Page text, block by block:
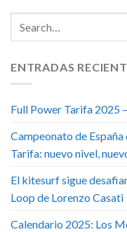
ENTRADAS
Full Power Tarifa 2025
Campeonato de
Tarifa: nuevo nivel,
El kitesurf sigue
Loop de Lorenzo Casati
Calendario 2025: Los